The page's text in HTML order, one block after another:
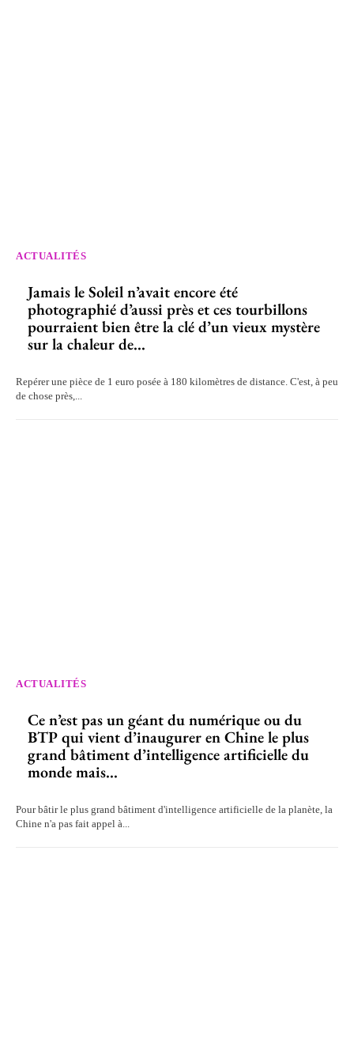
ACTUALITÉS
Jamais le Soleil n’avait encore été
photographié d’aussi près et ces tourbillons
pourraient bien être la clé d’un vieux mystère
sur la chaleur de...
Repérer une pièce de 1 euro posée à 180 kilomètres de distance. C'est, à peu
de chose près,...
ACTUALITÉS
Ce n’est pas un géant du numérique ou du
BTP qui vient d’inaugurer en Chine le plus
grand bâtiment d’intelligence artificielle du
monde mais...
Pour bâtir le plus grand bâtiment d'intelligence artificielle de la planète, la
Chine n'a pas fait appel à...